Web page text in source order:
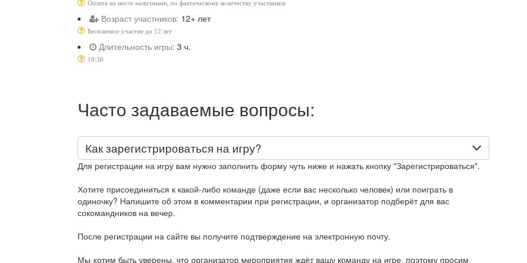
Оплата на месте наличными, по фактическому количеству участников
Возраст участников: 12+ лет
Бесплатное участие до 12 лет
Длительность игры: 3 ч.
18:30
Часто задаваемые вопросы:
Как зарегистрироваться на игру?
Для регистрации на игру вам нужно заполнить форму чуть ниже и нажать кнопку "Зарегистрироваться".
Хотите присоединиться к какой-либо команде (даже если вас несколько человек) или поиграть в
одиночку? Напишите об этом в комментарии при регистрации, и организатор подберёт для вас
сокомандников на вечер.
После регистрации на сайте вы получите подтверждение на электронную почту.
Мы хотим быть уверены, что организатор мероприятия ждёт вашу команду на игре, поэтому просим